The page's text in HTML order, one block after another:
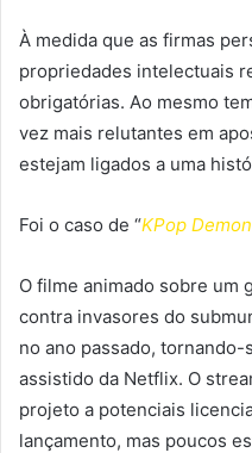
À medida que as firmas
propriedades intelectuais
obrigatórias. Ao mesmo
vez mais relutantes em
estejam ligados a uma
Foi o caso de “KPop
O filme animado sobre um
contra invasores do
no ano passado,
assistido da Netflix. O
projeto a potenciais
lançamento, mas poucos